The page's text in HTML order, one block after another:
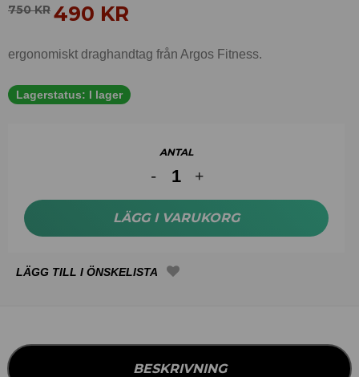
5 baserat på
750KR 490 KR
ergonomiskt draghandtag från Argos Fitness.
Lagerstatus: I lager
ANTAL
LÄGG I VARUKORG
BESKRIVNING